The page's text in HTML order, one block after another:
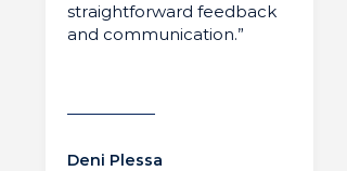
straightforward feedback
and communication.”
Deni Plessa